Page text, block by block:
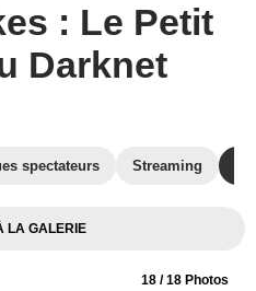
: Le Petit
Darknet
spectateurs Streaming
LA GALERIE
18 / 18 Photos